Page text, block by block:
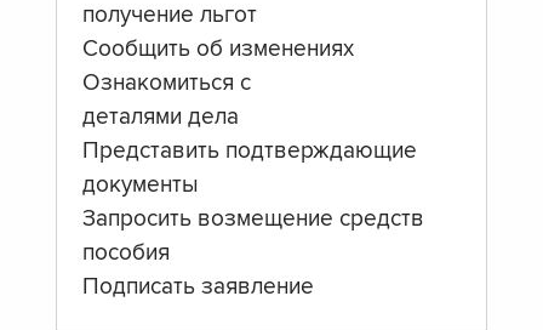
получение льгот
Сообщить об изменениях
Ознакомиться с
деталями дела
Представить подтверждающие
документы
Запросить возмещение средств
пособия
Подписать заявление